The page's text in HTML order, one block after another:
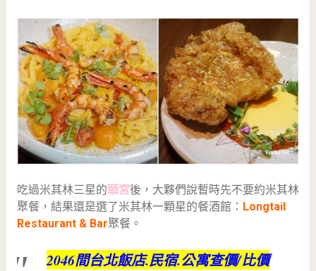
吃過米其林三星的 頤宮後，大夥們說暫時先不要約米其林
聚餐，結果還是選了米其林一顆星的餐酒館： Longtail
Restaurant & Bar聚餐。
2046間台北飯店.民宿.公寓查價/比價